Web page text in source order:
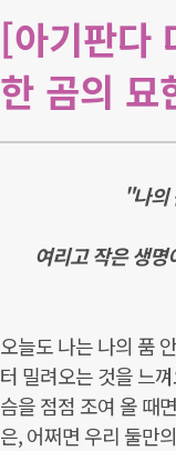
[아기판다
한 곰의
"나의
여리고 작은 생
오늘도 나는 나의 품
터 밀려오는 것을 느
슴을 점점 조여 올 때
은, 어쩌면 우리 둘만